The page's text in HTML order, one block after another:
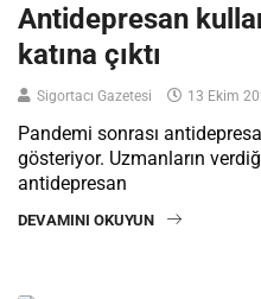
Antidepresan
katına çıktı
Sigortacı Gazetesi 13 Ekim
Pandemi sonrası
gösteriyor. Uzmanların
antidepresan
DEVAMINI OKUYUN